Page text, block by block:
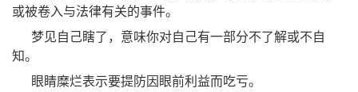
或被卷入与法律有关的事件。
梦见自己瞎了，意味你对自己有一部分不了解或不自
知。
眼睛糜烂表示要提防因眼前利益而吃亏。